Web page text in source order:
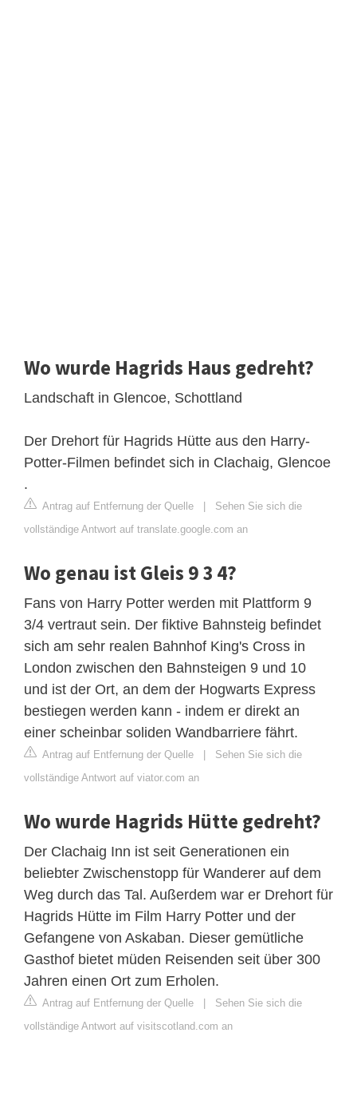
Wo wurde Hagrids Haus gedreht?
Landschaft in Glencoe, Schottland
Der Drehort für Hagrids Hütte aus den Harry-
Potter-Filmen befindet sich in Clachaig, Glencoe
.
Antrag auf Entfernung der Quelle | Sehen Sie sich die
vollständige Antwort auf translate.google.com an
Wo genau ist Gleis 9 3 4?
Fans von Harry Potter werden mit Plattform 9
3/4 vertraut sein. Der fiktive Bahnsteig befindet
sich am sehr realen Bahnhof King's Cross in
London zwischen den Bahnsteigen 9 und 10
und ist der Ort, an dem der Hogwarts Express
bestiegen werden kann - indem er direkt an
einer scheinbar soliden Wandbarriere fährt.
Antrag auf Entfernung der Quelle | Sehen Sie sich die
vollständige Antwort auf viator.com an
Wo wurde Hagrids Hütte gedreht?
Der Clachaig Inn ist seit Generationen ein
beliebter Zwischenstopp für Wanderer auf dem
Weg durch das Tal. Außerdem war er Drehort für
Hagrids Hütte im Film Harry Potter und der
Gefangene von Askaban. Dieser gemütliche
Gasthof bietet müden Reisenden seit über 300
Jahren einen Ort zum Erholen.
Antrag auf Entfernung der Quelle | Sehen Sie sich die
vollständige Antwort auf visitscotland.com an